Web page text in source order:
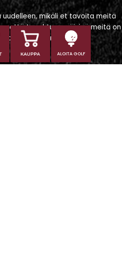
ALOITA GOLF
mikäli et tavoita meitä
että tapahtumapäivinä meitä on
puhelimitse.
Niskaportti